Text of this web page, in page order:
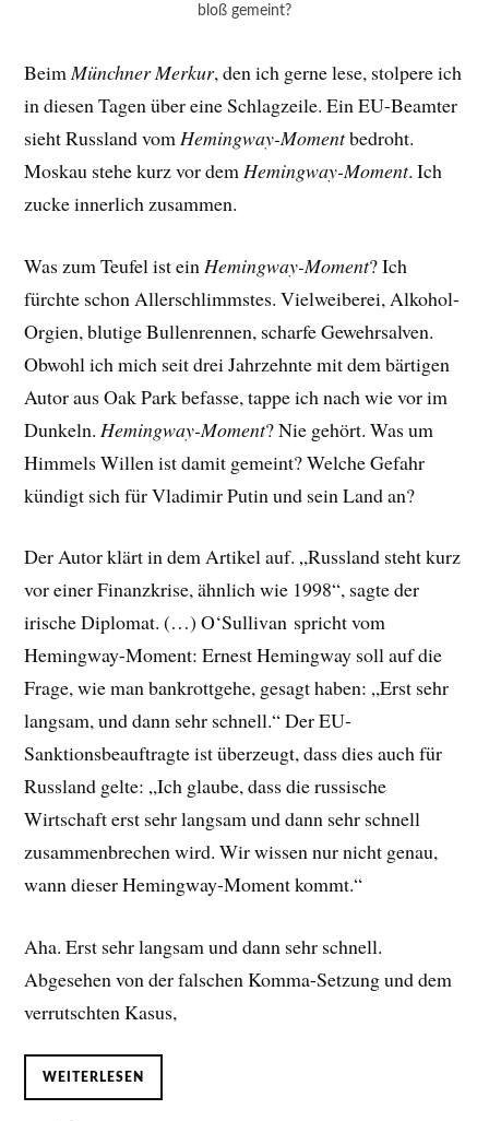
bloß gemeint?
BeimMünchner Merkur, den ich gerne lese, stolpere ich
in diesen Tagen über eine Schlagzeile. Ein EU-Beamter
sieht Russland vomHemingway-Momentbedroht.
Moskau stehe kurz vor demHemingway-Moment. Ich
zucke innerlich zusammen.
Was zum Teufel ist ein Hemingway-Moment? Ich
fürchte schon Allerschlimmstes. Vielweiberei, Alkohol-
Orgien, blutige Bullenrennen, scharfe Gewehrsalven.
Obwohl ich mich seit drei Jahrzehnte mit dem bärtigen
Autor aus Oak Park befasse, tappe ich nach wie vor im
Dunkeln. Hemingway-Moment? Nie gehört. Was um
Himmels Willen ist damit gemeint? Welche Gefahr
kündigt sich für Vladimir Putin und sein Land an?
Der Autor klärt in dem Artikel auf. „Russland steht kurz
vor einer Finanzkrise, ähnlich wie 1998“, sagte der
irische Diplomat. (…) O‘Sullivan spricht vom
Hemingway-Moment: Ernest Hemingway soll auf die
Frage, wie man bankrottgehe, gesagt haben: „Erst sehr
langsam, und dann sehr schnell.“ Der EU-
Sanktionsbeauftragte ist überzeugt, dass dies auch für
Russland gelte: „Ich glaube, dass die russische
Wirtschaft erst sehr langsam und dann sehr schnell
zusammenbrechen wird. Wir wissen nur nicht genau,
wann dieser Hemingway-Moment kommt.“
Aha. Erst sehr langsam und dann sehr schnell.
Abgesehen von der falschen Komma-Setzung und dem
verrutschten Kasus,
WEITERLESEN